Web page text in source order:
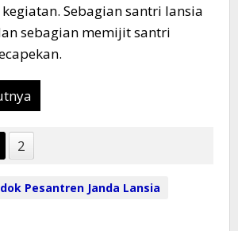
Sebagian santri lansia
sebagian memijit santri
2
Pesantren Janda Lansia